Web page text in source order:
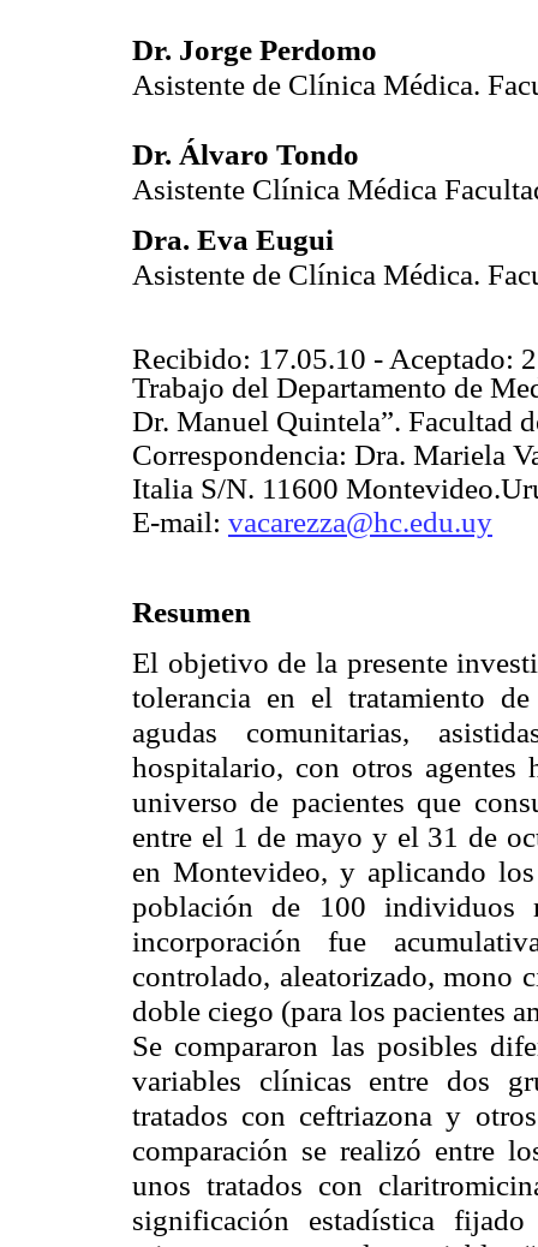
Dr. Jorge Perdomo
Asistente de Clínica Médica.
Dr. Álvaro Tondo
Asistente Clínica Médica
Dra. Eva Eugui
Asistente de Clínica Médica.
Recibido: 17.05.10 - Aceptado:
Trabajo del Departamento de
Dr. Manuel Quintela”. Facultad
Correspondencia: Dra. Mariela
Italia S/N. 11600
E-mail: vacarezza@hc.edu.uy
Resumen
El objetivo de la presente
tolerancia en el tratamiento
agudas comunitarias,
hospitalario, con otros agentes
universo de pacientes que
entre el 1 de mayo y el 31 de
en Montevideo, y aplicando
población de 100 individuos
incorporación fue
controlado, aleatorizado, mono
doble ciego (para los pacientes
Se compararon las posibles
variables clínicas entre dos
tratados con ceftriazona y
comparación se realizó entre
unos tratados con
significación estadística